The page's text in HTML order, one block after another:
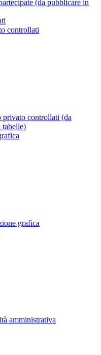
(da pubblicare in
controllati
controllati (da
tabelle)
grafica
amministrativa